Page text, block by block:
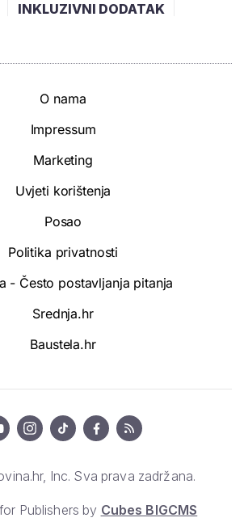
INKLUZIVNI DODATAK
O nama
Impressum
Marketing
Uvjeti korištenja
Posao
Politika privatnosti
- Često postavljanja pitanja
Srednja.hr
Baustela.hr
Inc. Sva prava zadržana.
Publishers by Cubes BIGCMS